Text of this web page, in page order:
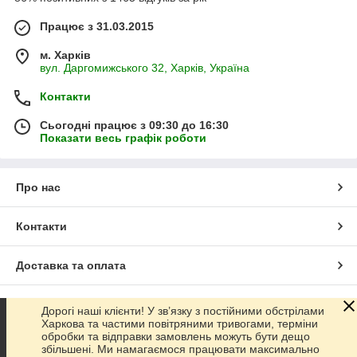
Працює з 31.03.2015
м. Харків
вул. Даргомижського 32, Харків, Україна
Контакти
Сьогодні працює з 09:30 до 16:30
Показати весь графік роботи
Про нас
Контакти
Доставка та оплата
Графік роботи
Повна версія сайту
Дорогі наші клієнти! У зв’язку з постійними обстрілами
Харкова та частими повітряними тривогами, терміни
обробки та відправки замовлень можуть бути дещо
збільшені. Ми намагаємося працювати максимально